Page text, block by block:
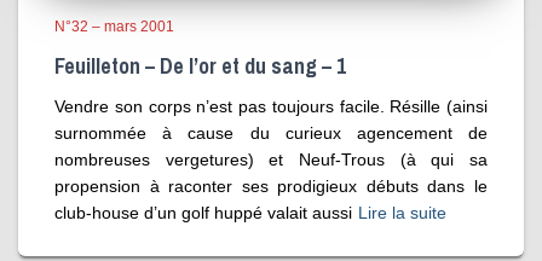
N°32 – mars 2001
Feuilleton – De l’or et du sang – 1
Vendre son corps n’est pas toujours facile. Résille (ainsi
surnommée à cause du curieux agencement de
nombreuses vergetures) et Neuf-Trous (à qui sa
propension à raconter ses prodigieux débuts dans le
club-house d’un golf huppé valait aussi Lire la suite